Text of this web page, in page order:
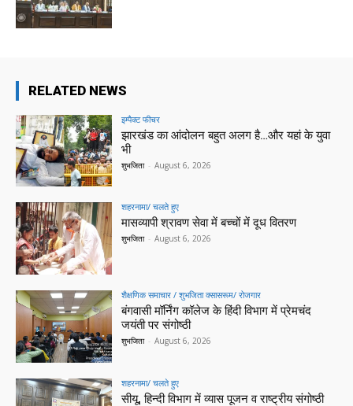
RELATED NEWS
इम्पैक्ट फीचर
झारखंड का आंदोलन बहुत अलग है…और यहां के युवा
भी
शुभजिता - August 6, 2026
शहरनामा/ चलते हुए
मासव्यापी श्रावण सेवा में बच्चों में दूध वितरण
शुभजिता - August 6, 2026
शैक्षणिक समाचार / शुभजिता क्सासरूम/ रोजगार
बंगवासी मॉर्निंग कॉलेज के हिंदी विभाग में प्रेमचंद
जयंती पर संगोष्ठी
शुभजिता - August 6, 2026
शहरनामा/ चलते हुए
सीयू, हिन्दी विभाग में व्यास पूजन व राष्ट्रीय संगोष्ठी